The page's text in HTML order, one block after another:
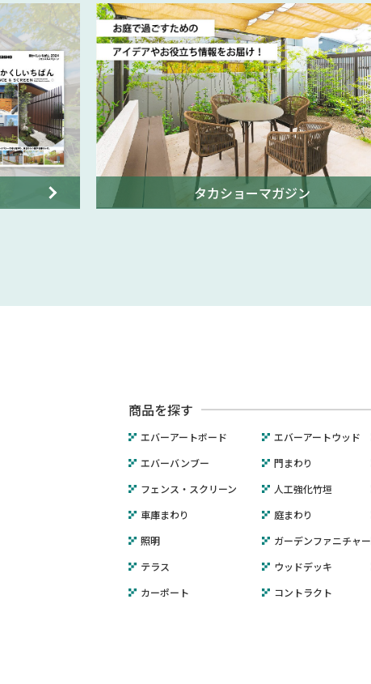
タカショーマガジン
商品を探す
エバーアートボード
エバーアートウッド
エバーバンブー
門まわり
フェンス・スクリーン
人工強化竹垣
車庫まわり
庭まわり
照明
ガーデンファニチャー
テラス
ウッドデッキ
カーポート
コントラクト